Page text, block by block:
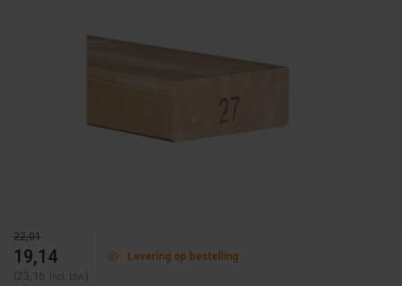
22,01
19,14
(23,16 Incl. btw )
Levering op bestelling